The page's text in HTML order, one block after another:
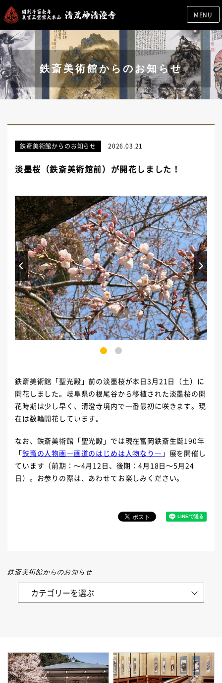
MENU
鉄斎美術館からのお知らせ
鉄斎美術館からのお知らせ 2026.03.21
淡墨桜（鉄斎美術館前）が開花しました！
Prev Next
鉄斎美術館「聖光殿」前の淡墨桜が本日3月21日（土）に
開花しました。岐阜県の根尾谷から移植された淡墨桜の開
花時期は少し早く、清澄寺境内で一番最初に咲きます。現
在は数輪開花しています。
なお、鉄斎美術館「聖光殿」では現在富岡鉄斎生誕190年
「鉄斎の人物画―画道のはじめは人物なり― 」展を開催し
ています（前期：～4月12日、後期：4月18日～5月24
日）。お参りの際は、あわせてお楽しみください。
鉄斎美術館からのお知らせ